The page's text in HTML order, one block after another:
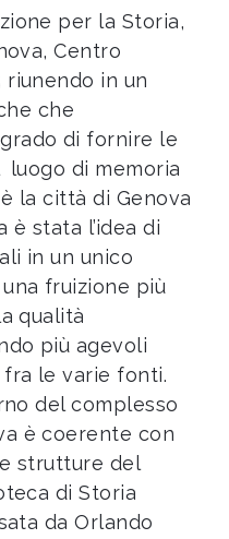
per la Storia,
Centro
riunendo in un
che
di fornire le
di memoria
la città di Genova
è stata l’idea di
in un unico
fruizione più
qualità
più agevoli
le varie fonti.
del complesso
è coerente con
strutture del
di Storia
da Orlando